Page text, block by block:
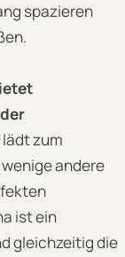
spazieren
lädt zum
andere
ist ein
gleichzeitig die